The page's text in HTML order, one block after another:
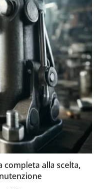
alla scelta,